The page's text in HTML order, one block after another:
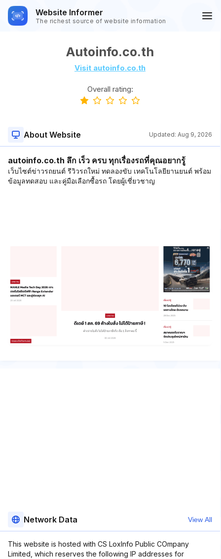
Website Informer
The richest source of website information
Autoinfo.co.th
Visit autoinfo.co.th
Overall rating:
About Website Updated: Aug 9, 2026
autoinfo.co.th ลึก เร็ว ครบ ทุกเรื่องรถที่คุณอยากรู้
เว็บไซต์ข่าวรถยนต์ รีวิวรถใหม่ ทดลองขับ เทคโนโลยียานยนต์ พร้อม
ข้อมูลทดสอบ และคู่มือเลือกซื้อรถ โดยผู้เชี่ยวชาญ
Network Data View All
This website is hosted with CS LoxInfo Public COmpany
Limited, which reserves the following IP addresses for